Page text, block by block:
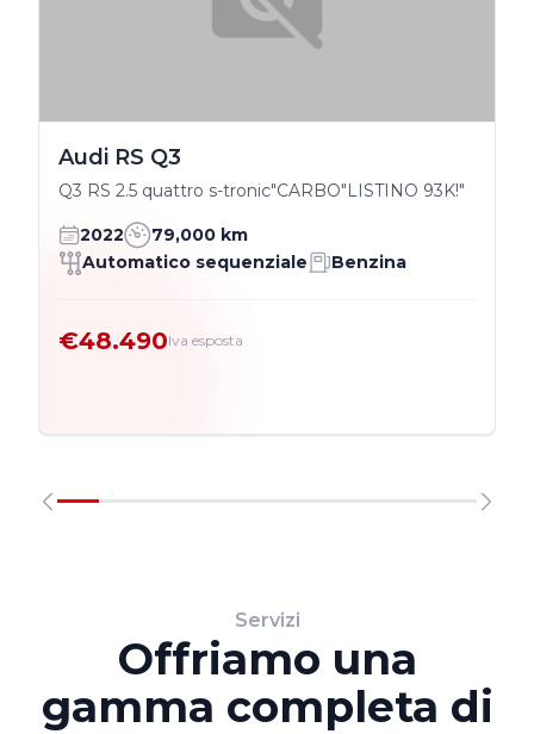
Audi RS Q3
Q3 RS 2.5 quattro s-tronic"CARBO"LISTINO 93K!"
2022
79,000 km
Automatico sequenziale
Benzina
€48.490Iva esposta
Servizi
Offriamo una
gamma completa di